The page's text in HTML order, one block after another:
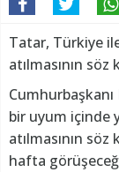
Tatar, Türkiye
atılmasının
bir uyum içinde
atılmasının
hafta